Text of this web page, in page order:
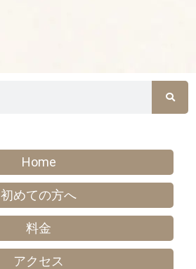
Home
初めての方へ
料金
アクセス